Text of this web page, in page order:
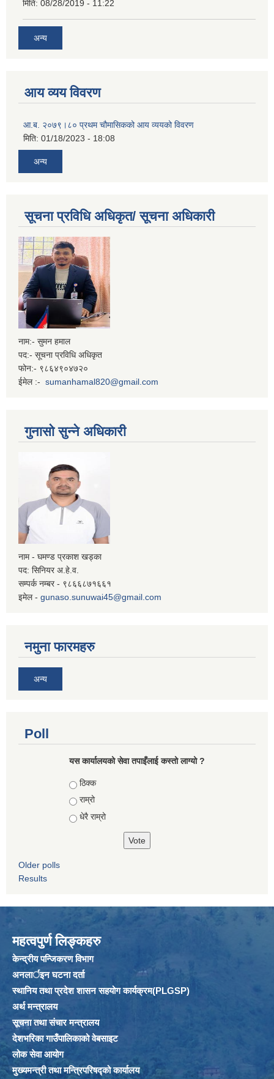
मिति: 08/28/2019 - 11:22
अन्य
आय व्यय विवरण
आ.ब. २०७९।८० प्रथम चौमासिकको आय व्ययको विवरण
मिति: 01/18/2023 - 18:08
अन्य
सूचना प्रविधि अधिकृत/ सूचना अधिकारी
नाम:- सुमन हमाल
पद:- सूचना प्रविधि अधिकृत
फोन:- ९८६४९०४७२०
ईमेल :- sumanhamal820@gmail.com
गुनासो सुन्ने अधिकारी
नाम - घमण्ड प्रकाश खड्का
पद: सिनियर अ.हे.व.
सम्पर्क नम्बर - ९८६६८७१६६१
इमेल - gunaso.sunuwai45@gmail.com
नमुना फारमहरु
अन्य
Poll
यस कार्यालयको सेवा तपाइँलाई कस्तो लाग्यो ?
Choices
ठिक्क
राम्रो
धेरै राम्रो
Older polls
Results
महत्वपुर्ण लिङ्कहरु
केन्द्रीय पन्जिकरण विभाग
अनलार्इन घटना दर्ता
स्थानिय तथा प्रदेश शासन सहयोग कार्यक्रम(PLGSP)
अर्थ मन्त्रालय
सूचना तथा संचार मन्त्रालय
देशभरिका गाउँपालिकाको वेबसाइट
लोक सेवा आयोग
मुख्यमन्त्री तथा मन्त्रिपरिषद्को कार्यालय